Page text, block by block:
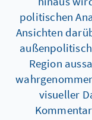
politischen
Ansichten
Region
visueller